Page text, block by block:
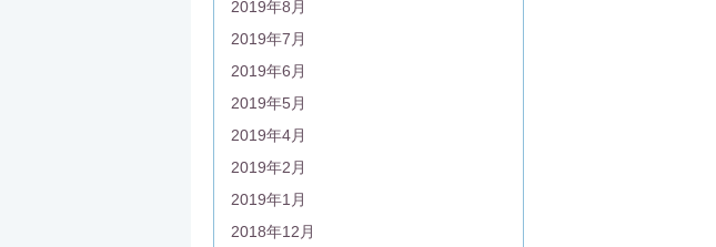
2019年8月
2019年7月
2019年6月
2019年5月
2019年4月
2019年2月
2019年1月
2018年12月